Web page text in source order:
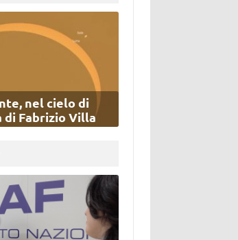
nel cielo di
di Fabrizio Villa